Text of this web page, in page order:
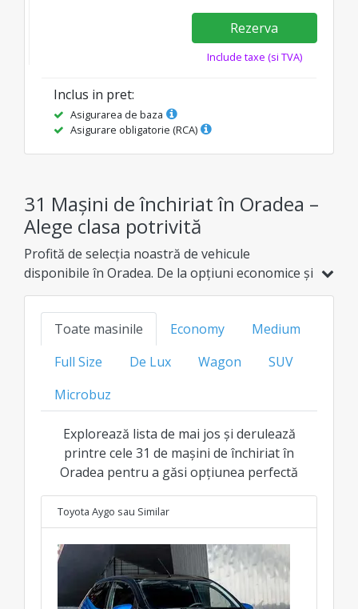
Rezerva
Include taxe (si TVA)
Inclus in pret:
Asigurarea de baza
Asigurare obligatorie (RCA)
31 Mașini de închiriat în Oradea –
Alege clasa potrivită
Profită de selecția noastră de vehicule
disponibile în Oradea. De la opțiuni economice și
hibride, până la modele de familie, SUV-uri sau
de lux, găsește varianta ideală la cel mai bun
preț transparent pentru fiecare clasă.
Toate masinile Economy
Medium
Full Size
De Lux Wagon
SUV
Microbuz
Explorează lista de mai jos și derulează
printre cele 31 de mașini de închiriat în
Oradea pentru a găsi opțiunea perfectă
Toyota Aygo sau Similar